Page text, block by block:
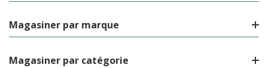
Magasiner par marque
Magasiner par catégorie